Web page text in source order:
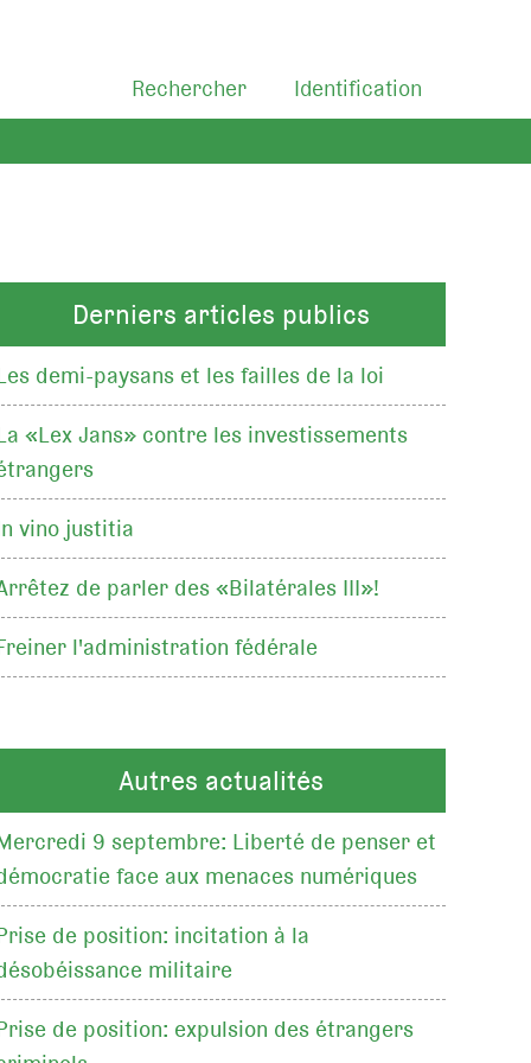
Identification
Rechercher
Derniers articles publics
demi-paysans et les failles de la loi
«Lex Jans» contre les investissements
vino justitia
de parler des «Bilatérales III»!
l'administration fédérale
Autres actualités
9 septembre: Liberté de penser et
face aux menaces numériques
de position: incitation à la
militaire
de position: expulsion des étrangers